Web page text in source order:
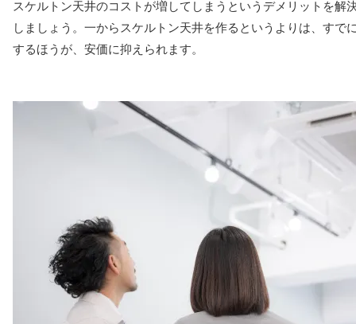
スケルトン天井のコストが増してしまうというデメリットを解
しましょう。一からスケルトン天井を作るというよりは、すで
するほうが、安価に抑えられます。